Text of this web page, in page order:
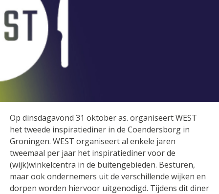
Op dinsdagavond 31 oktober as. organiseert WEST
het tweede inspiratiediner in de Coendersborg in
Groningen. WEST organiseert al enkele jaren
tweemaal per jaar het inspiratiediner voor de
(wijk)winkelcentra in de buitengebieden. Besturen,
maar ook ondernemers uit de verschillende wijken en
dorpen worden hiervoor uitgenodigd. Tijdens dit diner